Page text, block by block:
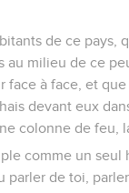
de ce pays,
au milieu de ce
face à face, et
devant eux
colonne de feu,
comme un seul
parler de toi,